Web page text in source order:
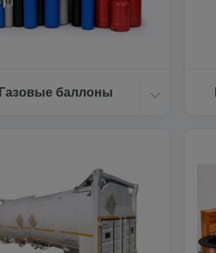
Газовые баллоны